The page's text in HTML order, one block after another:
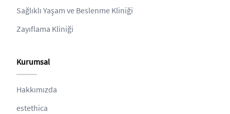
Sağlıklı Yaşam ve Beslenme Kliniği
Zayıflama Kliniği
Kurumsal
Hakkımızda
estethica